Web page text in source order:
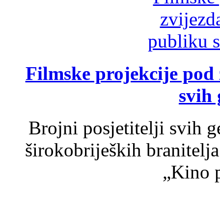
Filmske projekcije
svih
Brojni posjetitelji svih
širokobrijeških
„Kino